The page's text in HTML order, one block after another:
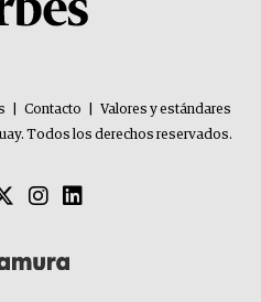
Contacto
Valores y estándares
Todos los derechos reservados.